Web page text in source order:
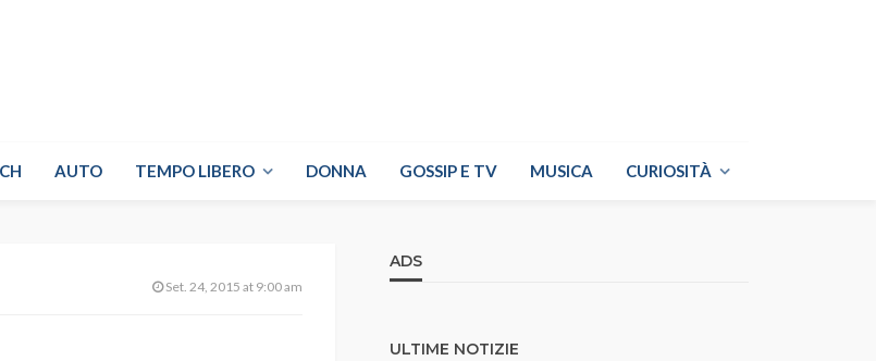
AUTO TEMPO LIBERO DONNA GOSSIP E TV MUSICA CURIOSITÀ
Set. 24, 2015 at 9:00 am
ADS
ULTIME NOTIZIE